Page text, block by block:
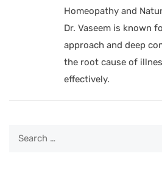
Homeopathy and
Dr. Vaseem is known
approach and deep
the root cause of
effectively.